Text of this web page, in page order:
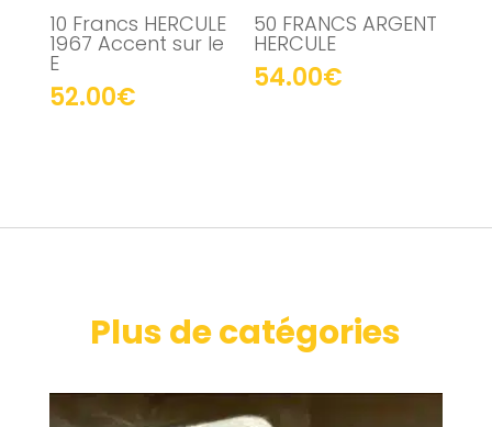
10 Francs HERCULE
1967 Accent sur le
E
52.00€
50 FRANCS ARGENT
HERCULE
54.00€
Plus de catégories